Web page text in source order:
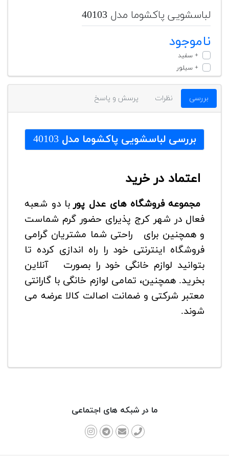
لباسشویی پاکشوما مدل 40103
ناموجود
+ سفید
+ سیلور
بررسی نظرات پرسش و پاسخ
بررسیلباسشویی پاکشوما مدل 40103
اعتماد در خرید
مجموعه فروشگاه های عدل پور با دو شعبه
فعال در شهر کرج پذیرای حضور گرم شماست
و همچنین برای راحتی شما مشتریان گرامی
فروشگاه اینترنتی خود را راه اندازی کرده تا
بتوانید لوازم خانگی خود را بصورت آنلاین
بخرید. همچنین، تمامی لوازم خانگی با گارانتی
معتبر شرکتی و ضمانت اصالت کالا عرضه می
شوند.
ما در شبکه های اجتماعی